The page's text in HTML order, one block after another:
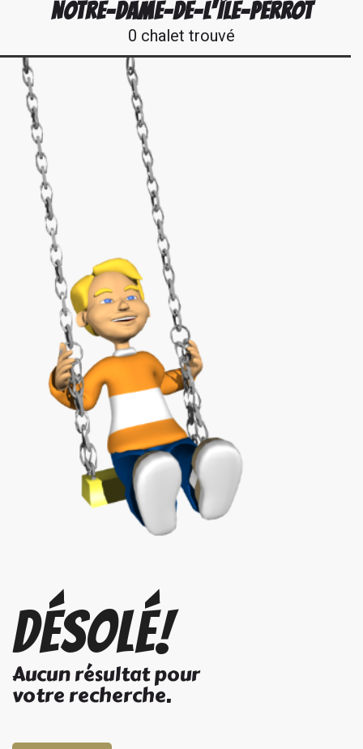
NOTRE-DAME-DE-L'ÎLE-PERROT
0 chalet trouvé
Désolé!
Aucun résultat pour
votre recherche.